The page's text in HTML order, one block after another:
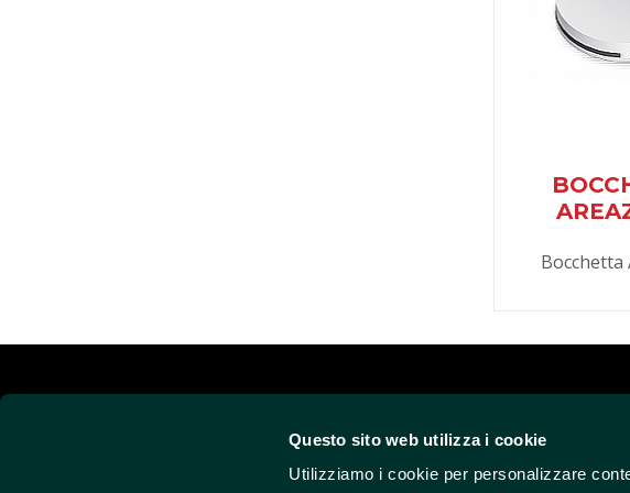
Questo sito web utilizza i cookie
Utilizziamo i cookie per personalizzare
Bocchetta
AZIENDA IMPIANTISTICA